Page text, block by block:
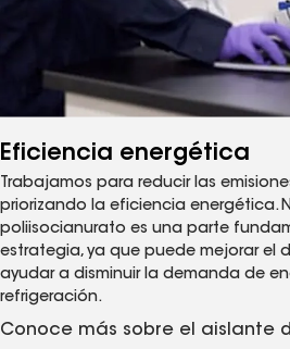
Eficiencia energética
Trabajamos para reducir las
priorizando la eficiencia energética.
poliisocianurato es una parte
estrategia, ya que puede mejorar el
ayudar a disminuir la demanda de
refrigeración.
Conoce más sobre el aislante